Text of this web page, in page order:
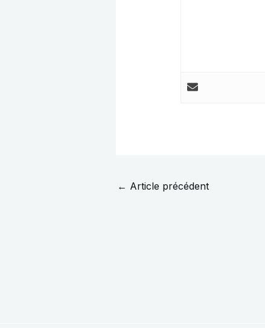
← Article précédent